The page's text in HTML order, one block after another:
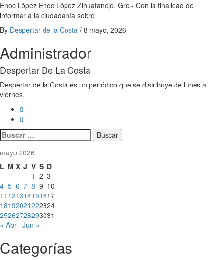
Enoc López Enoc López Zihuatanejo, Gro.- Con la finalidad de
informar a la ciudadanía sobre
By Despertar de la Costa / 8 mayo, 2026
Administrador
Despertar De La Costa
Despertar de la Costa es un periódico que se distribuye de lunes a
viernes.
Buscar:
mayo 2026
L M X J V S D
1 2 3
4 5 6 7 8 9 10
11 121314151617
18192021222324
25262728293031
« Abr Jun »
Categorías